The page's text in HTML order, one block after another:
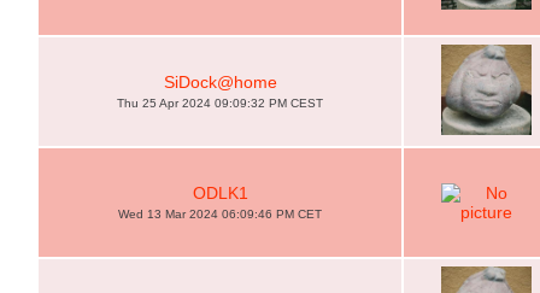
SiDock@home
Thu 25 Apr 2024 09:09:32 PM CEST
ODLK1
Wed 13 Mar 2024 06:09:46 PM CET